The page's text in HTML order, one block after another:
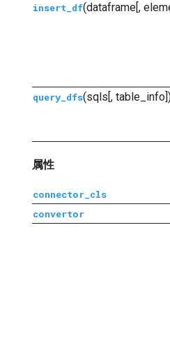
insert_df(dataframe[,
query_dfs(sqls[,
属性
connector_cls
convertor